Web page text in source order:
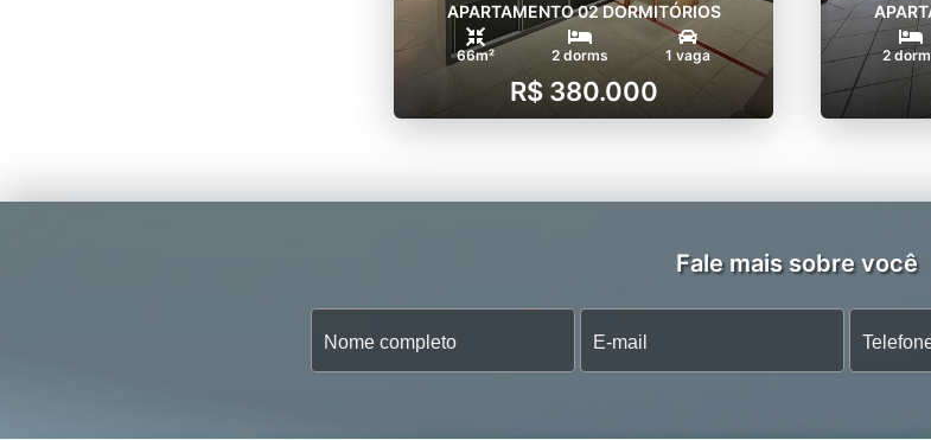
APARTAMENTO 02 DORMITÓRIOS
66m² 2 dorms 1 vaga
R$ 380.000
2
Fale mais sobre você